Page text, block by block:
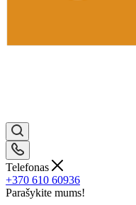
Telefonas
+370 610 60936
Parašykite mums!